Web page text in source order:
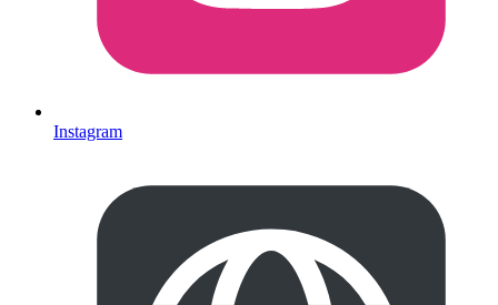
Instagram